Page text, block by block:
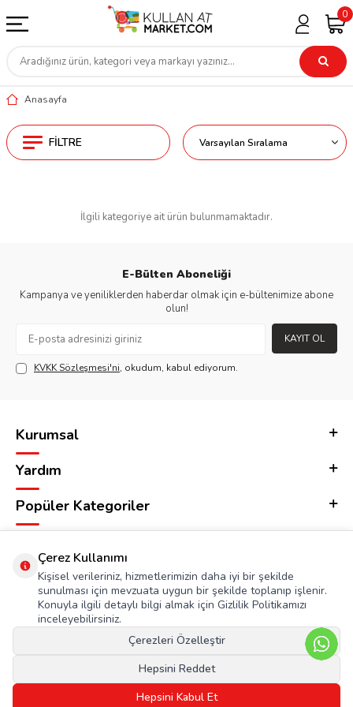
0
Anasayfa
FILTRE
İlgili kategoriye ait ürün bulunmamaktadır.
E-Bülten Aboneliği
Kampanya ve yeniliklerden haberdar olmak için e-bültenimize abone
olun!
KAYIT OL
KVKK Sözleşmesi'ni, okudum, kabul ediyorum.
Kurumsal
Yardım
Popüler Kategoriler
Çerez Kullanımı
Kişisel verileriniz, hizmetlerimizin daha iyi bir şekilde
sunulması için mevzuata uygun bir şekilde toplanıp işlenir.
Konuyla ilgili detaylı bilgi almak için Gizlilik Politikamızı
inceleyebilirsiniz.
Çerezleri Özelleştir
Hepsini Reddet
Hepsini Kabul Et